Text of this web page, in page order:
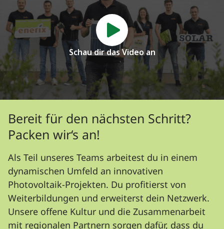
Schau dir das Video an
Bereit für den nächsten Schritt?
Packen wir‘s an!
Als Teil unseres Teams arbeitest du in einem
dynamischen Umfeld an innovativen
Photovoltaik-Projekten. Du profitierst von
Weiterbildungen und erweiterst dein Netzwerk.
Unsere offene Kultur und die Zusammenarbeit
mit regionalen Partnern sorgen dafür, dass du